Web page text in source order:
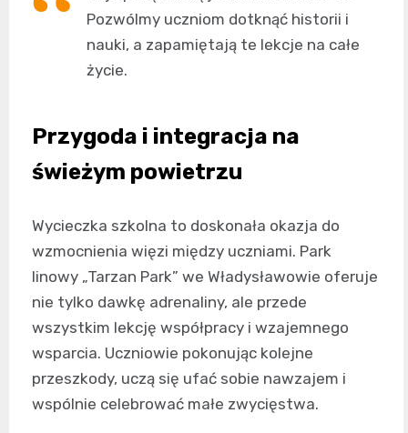
Pozwólmy uczniom dotknąć historii i
nauki, a zapamiętają te lekcje na całe
życie.
Przygoda i integracja na
świeżym powietrzu
Wycieczka szkolna to doskonała okazja do
wzmocnienia więzi między uczniami. Park
linowy „Tarzan Park” we Władysławowie oferuje
nie tylko dawkę adrenaliny, ale przede
wszystkim lekcję współpracy i wzajemnego
wsparcia. Uczniowie pokonując kolejne
przeszkody, uczą się ufać sobie nawzajem i
wspólnie celebrować małe zwycięstwa.